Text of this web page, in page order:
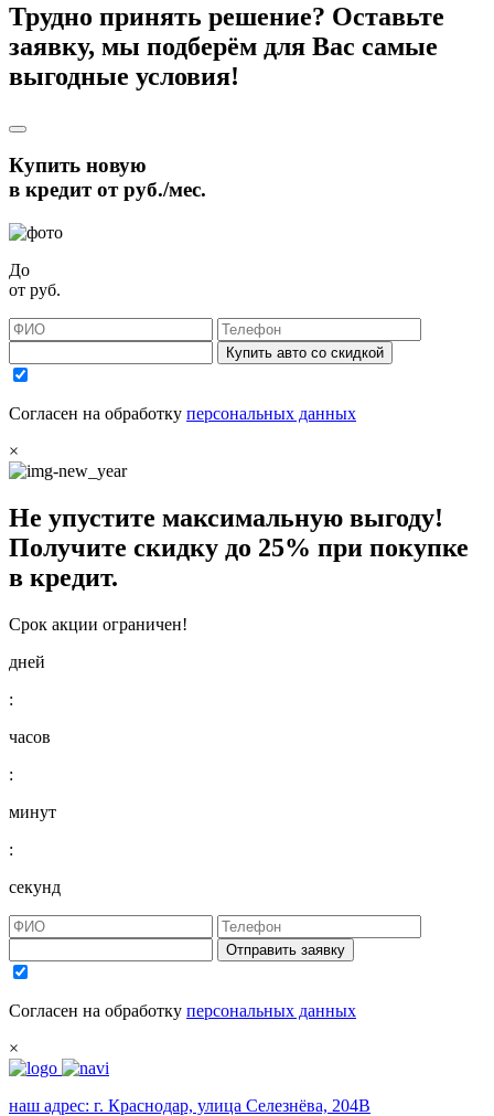
Трудно принять решение? Оставьте
заявку, мы подберём для Вас самые
выгодные условия!
Купить новую
в кредит отруб./мес.
До
от руб.
Купить авто со скидкой
Согласен на обработку персональных данных
×
Не упустите максимальную выгоду!
Получите скидку до 25% при покупке
в кредит.
Срок акции ограничен!
дней
:
часов
:
минут
:
секунд
Отправить заявку
Согласен на обработку персональных данных
×
наш адрес: г. Краснодар, улица Селезнёва, 204В